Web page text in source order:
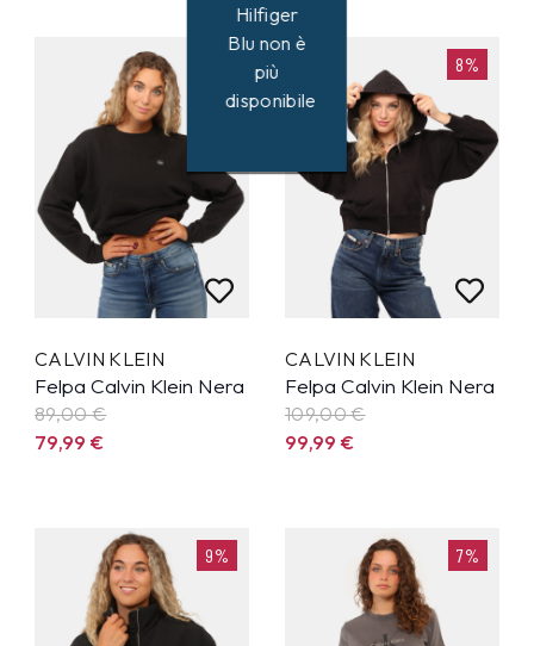
CALVIN KLEIN
Felpa Calvin Klein Nera
89,00 €
79,99€
8%
CALVIN KLEIN
Felpa Calvin Klein Nera
109,00 €
99,99€
9% 7%
Hilfiger
Blu non è
più
disponibile